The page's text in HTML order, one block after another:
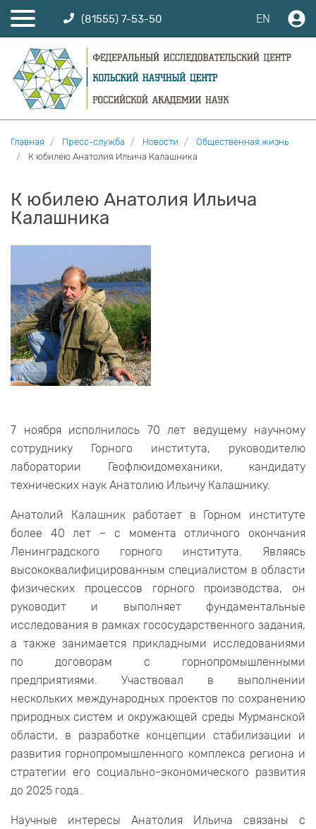
(81555) 7-53-50 EN
Главная Пресс-служба Новости
Общественная жизнь
К юбилею Анатолия Ильича Калашника
К юбилею Анатолия Ильича
Калашника
7 ноября исполнилось 70 лет ведущему научному
сотруднику Горного института, руководителю
лаборатории Геофлюидомеханики, кандидату
технических наук Анатолию Ильичу Калашнику.
Анатолий Калашник работает в Горном институте
более 40 лет – с момента отличного окончания
Ленинградского горного института. Являясь
высококвалифицированным специалистом в области
физических процессов горного производства, он
руководит и выполняет фундаментальные
исследования в рамках гососударственного задания,
а также занимается прикладными исследованиями
по договорам с горнопромышленными
предприятиями. Участвовал в выполнении
нескольких международных проектов по сохранению
природных систем и окружающей среды Мурманской
области, в разработке концепции стабилизации и
развития горнопромышленного комплекса региона и
стратегии его социально-экономического развития
до 2025 года.
Научные интересы Анатолия Ильича связаны с